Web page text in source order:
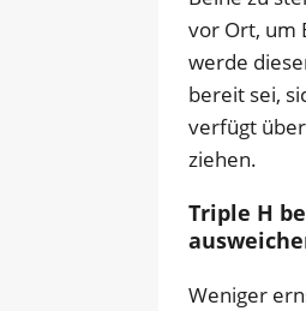
vor Ort, um
werde
bereit sei,
verfügt
ziehen.
Triple H
Weniger